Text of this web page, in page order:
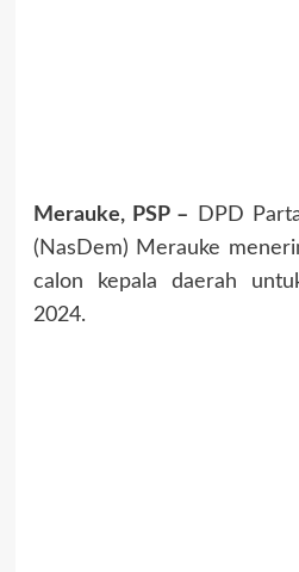
Merauke, PSP – DPD
(NasDem) Merauke
calon kepala daerah
2024.